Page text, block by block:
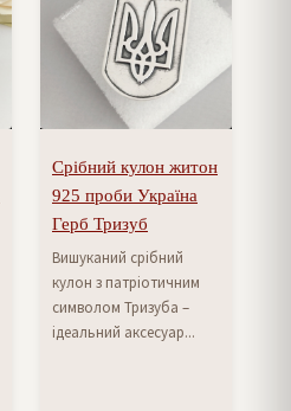
Срібний кулон житон
925 проби Україна
Герб Тризуб
Вишуканий срібний
кулон з патріотичним
символом Тризуба –
ідеальний аксесуар...